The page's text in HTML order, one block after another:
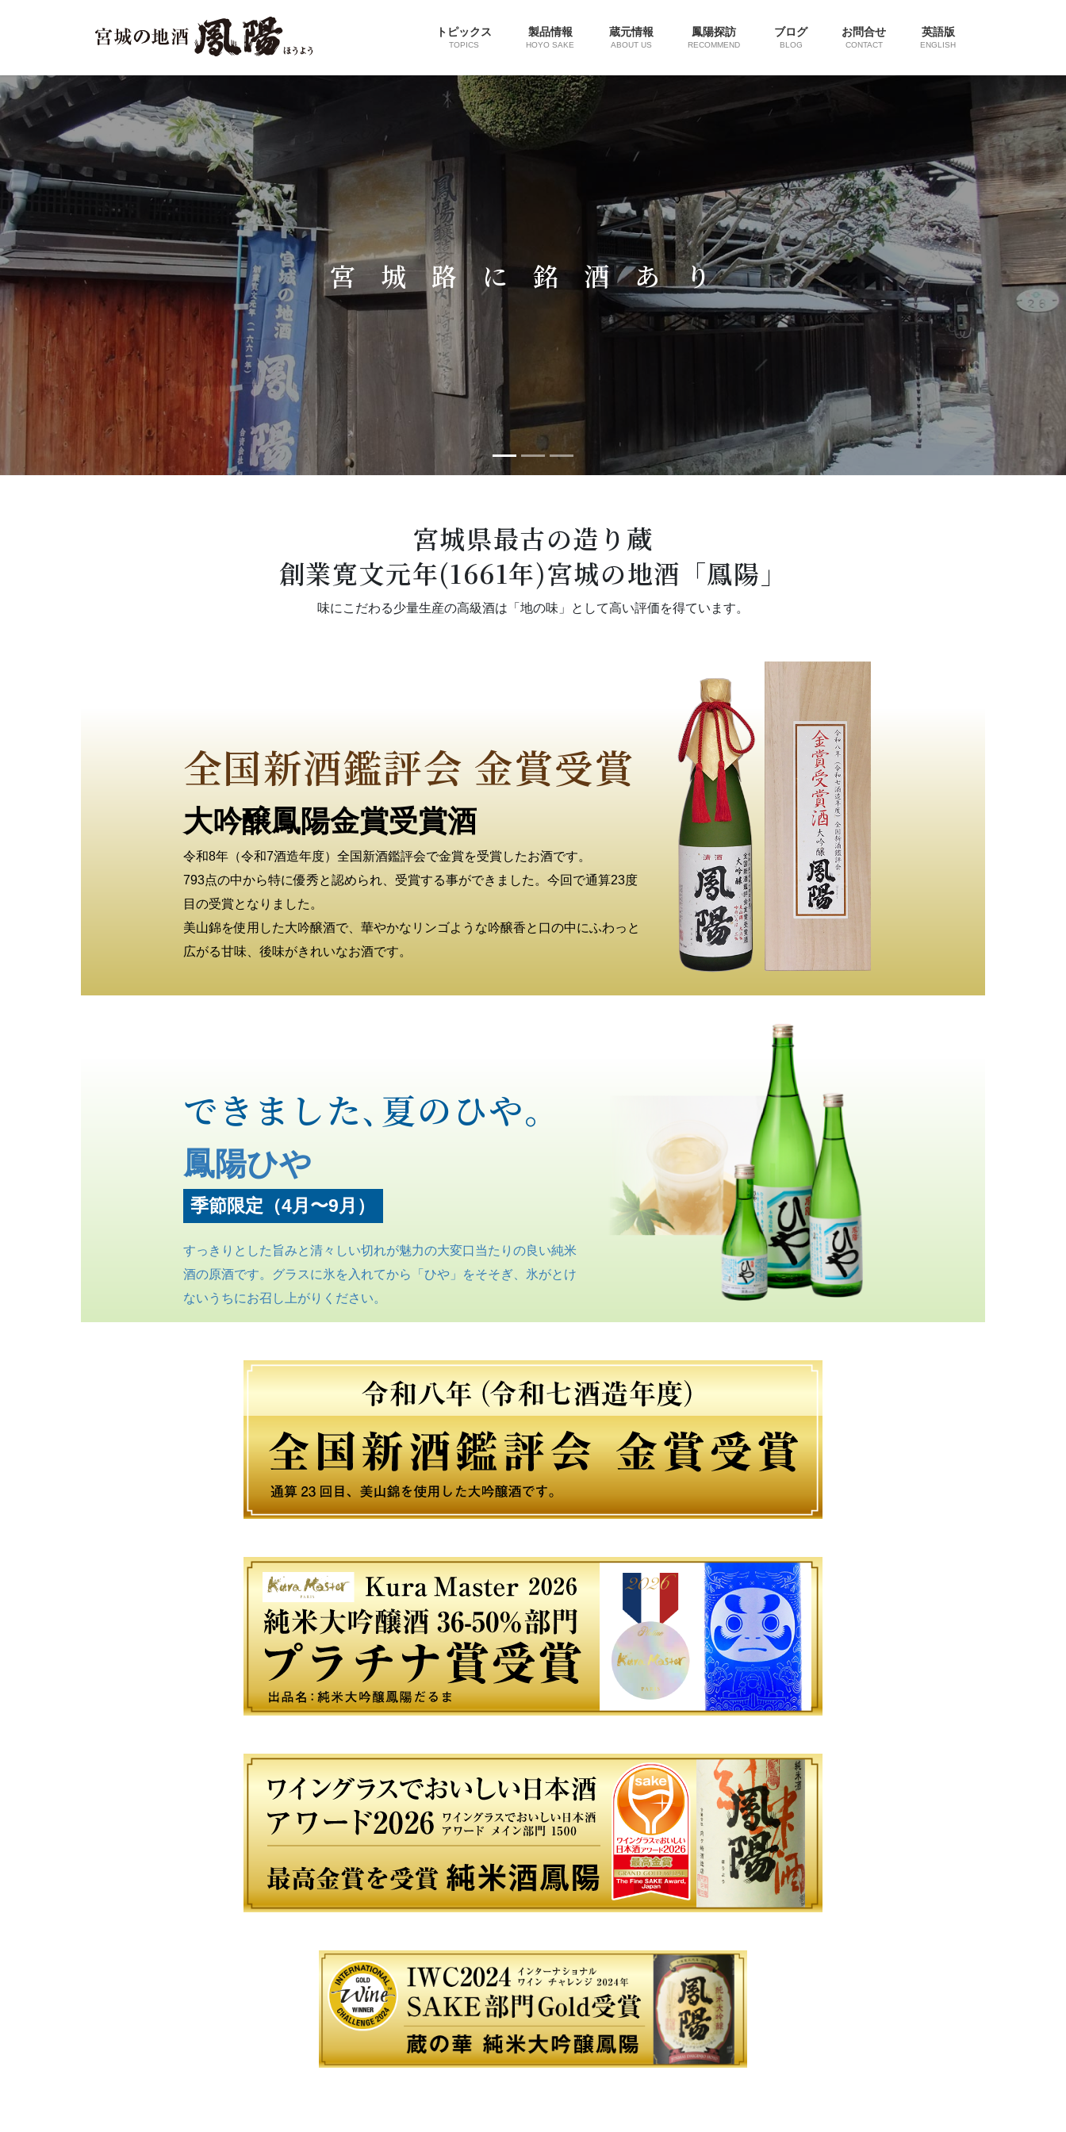
トピックス
TOPICS
製品情報
HOYO SAKE
蔵元情報
ABOUT US
鳳陽探訪
RECOMMEND
ブログ
BLOG
お問合せ
CONTACT
英語版
ENGLISH
Previous Next
宮城県最古の造り蔵
創業寛文元年(1661年)宮城の地酒「鳳陽」
味にこだわる少量生産の高級酒は「地の味」として高い評価を得ています。
全国新酒鑑評会 金賞受賞
大吟醸鳳陽金賞受賞酒
令和8年（令和7酒造年度）全国新酒鑑評会で金賞を受賞したお酒です。
793点の中から特に優秀と認められ、受賞する事ができました。今回で通算23度
目の受賞となりました。
美山錦を使用した大吟醸酒で、華やかなリンゴような吟醸香と口の中にふわっと
広がる甘味、後味がきれいなお酒です。
できました､夏のひや。
鳳陽ひや
季節限定（4月〜9月）
すっきりとした旨みと清々しい切れが魅力の大変口当たりの良い純米
酒の原酒です。グラスに氷を入れてから「ひや」をそそぎ、氷がとけ
ないうちにお召し上がりください。